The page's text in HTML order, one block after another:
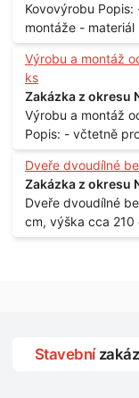
Kovovýrobu Popis: - výroba a montáž vrátek - včetně
montáže - materiál kov
Výrobu a montáž
ks
Zakázka z okresu
Výrobu a montáž
Popis: - včtetně
samozamýkacích
vchodové dveře
portálu -
stávajících a už
umělohmotných vstupů Množství: - 8 ks
Dveře dvoudílné
Zakázka z okresu
Dveře dvoudílné bezpečnostní
cm, výška cca 210 cm Popis: - včetně montáže
dům, 2. patro -
Stavební